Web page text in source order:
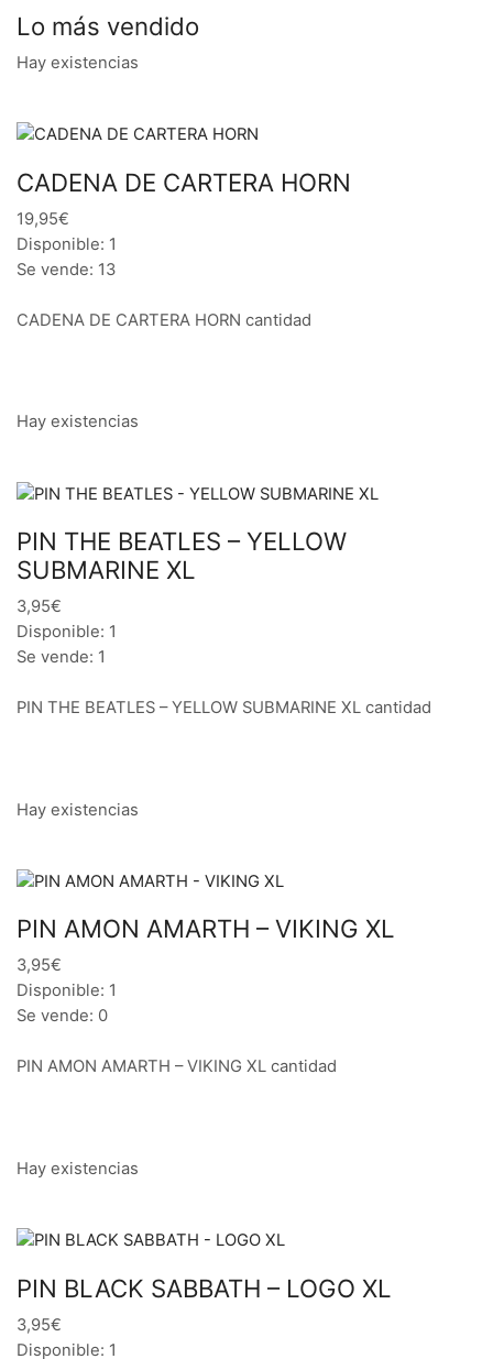
Lo más vendido
Hay existencias
CADENA DE CARTERA HORN
19,95€
Disponible: 1
Se vende: 13
CADENA DE CARTERA HORN cantidad
Hay existencias
PIN THE BEATLES – YELLOW
SUBMARINE XL
3,95€
Disponible: 1
Se vende: 1
PIN THE BEATLES – YELLOW SUBMARINE XL cantidad
Hay existencias
PIN AMON AMARTH – VIKING XL
3,95€
Disponible: 1
Se vende: 0
PIN AMON AMARTH – VIKING XL cantidad
Hay existencias
PIN BLACK SABBATH – LOGO XL
3,95€
Disponible: 1